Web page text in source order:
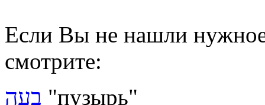
Если Вы не нашли нужное
смотрите:
בעה "пузырь"